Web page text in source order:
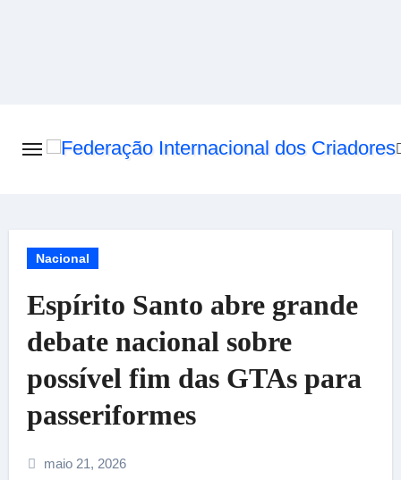
Nacional
Espírito Santo abre grande
debate nacional sobre
possível fim das GTAs para
passeriformes
maio 21, 2026